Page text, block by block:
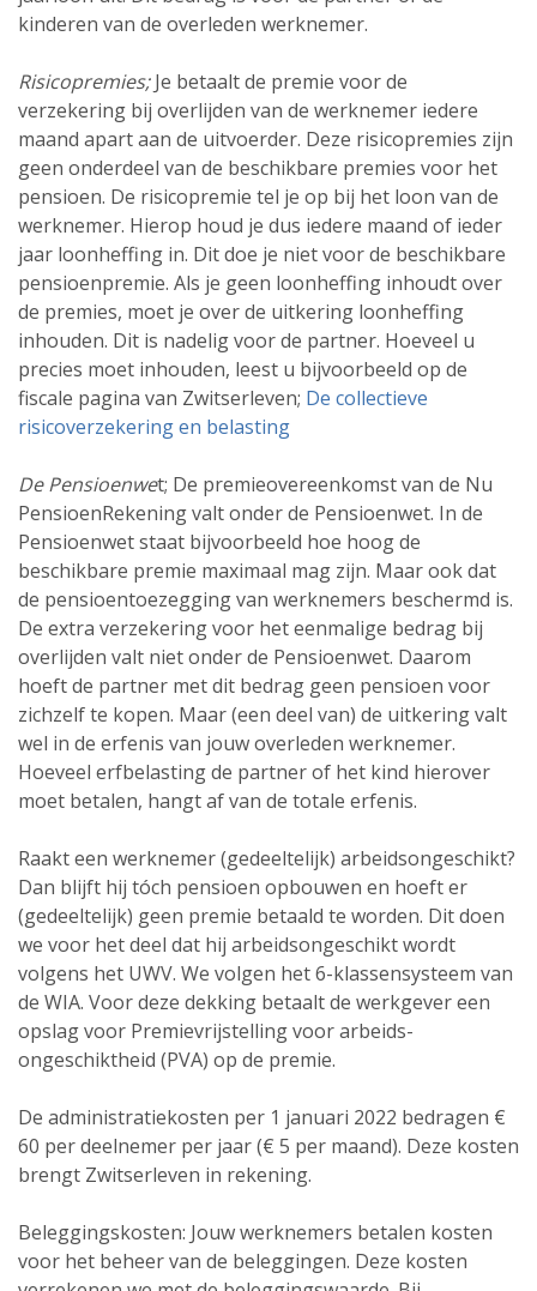
kinderen van de overleden werknemer.
Risicopremies;Je betaalt de premie voor de
verzekering bij overlijden van de werknemer iedere
maand apart aan de uitvoerder. Deze risicopremies zijn
geen onderdeel van de beschikbare premies voor het
pensioen. De risicopremie tel je op bij het loon van de
werknemer. Hierop houd je dus iedere maand of ieder
jaar loonheffing in. Dit doe je niet voor de beschikbare
pensioenpremie. Als je geen loonheffing inhoudt over
de premies, moet je over de uitkering loonheffing
inhouden. Dit is nadelig voor de partner. Hoeveel u
precies moet inhouden, leest u bijvoorbeeld op de
fiscale pagina van Zwitserleven; De collectieve
risicoverzekering en belasting
De Pensioenwet; De premie­overeenkomst van de Nu
PensioenRekening valt onder de Pensioenwet. In de
Pensioenwet staat bijvoorbeeld hoe hoog de
beschikbare premie maximaal mag zijn. Maar ook dat
de pensioentoezegging van werknemers beschermd is.
De extra verzekering voor het eenmalige bedrag bij
overlijden valt niet onder de Pensioenwet. Daarom
hoeft de partner met dit bedrag geen pensioen voor
zichzelf te kopen. Maar (een deel van) de uitkering valt
wel in de erfenis van jouw overleden werknemer.
Hoeveel erfbelasting de partner of het kind hierover
moet betalen, hangt af van de totale erfenis.
Raakt een werknemer (gedeeltelijk) arbeidsongeschikt?
Dan blijft hij tóch pensioen opbouwen en hoeft er
(gedeeltelijk) geen premie betaald te worden. Dit doen
we voor het deel dat hij arbeidsongeschikt wordt
volgens het UWV. We volgen het 6-klassen­systeem van
de WIA. Voor deze dekking betaalt de werkgever een
opslag voor Premievrijstelling voor arbeids­
ongeschiktheid (PVA) op de premie.
De administratiekosten per 1 januari 2022 bedragen €
60 per deelnemer per jaar (€ 5 per maand). Deze kosten
brengt Zwitserleven in rekening.
Beleggingskosten: Jouw werknemers betalen kosten
voor het beheer van de beleggingen. Deze kosten